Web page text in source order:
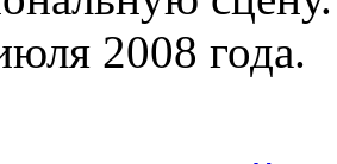
2008 года.